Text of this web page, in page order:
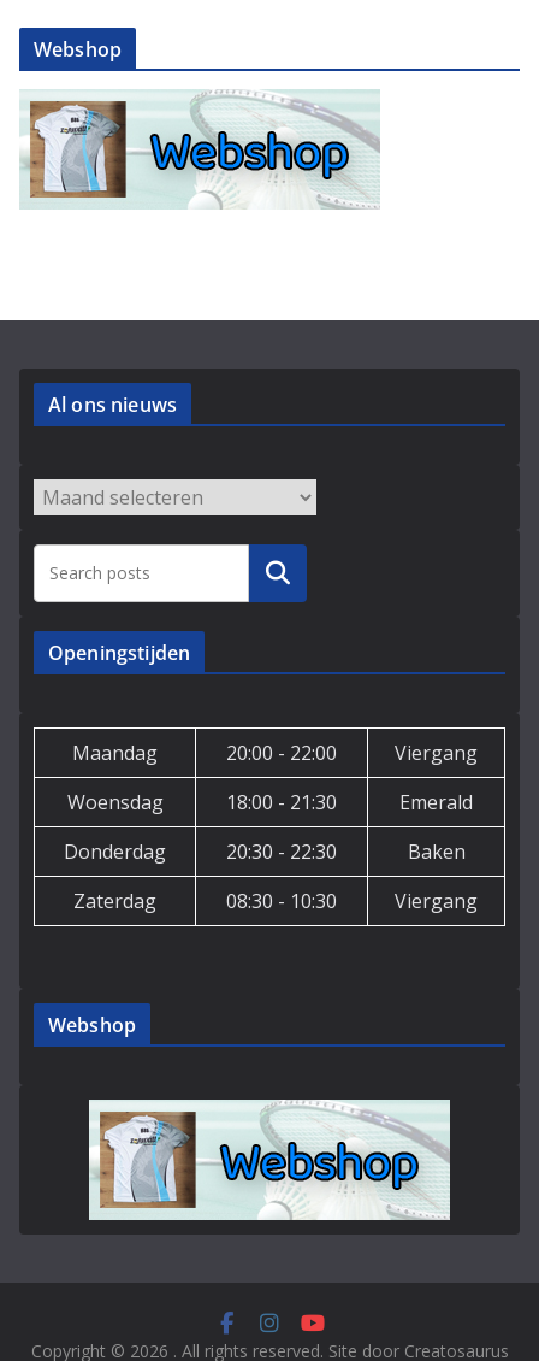
Webshop
Al ons nieuws
Archieven
Zoeken
Openingstijden
Maandag 20:00 - 22:00
Viergang
Woensdag
18:00 - 21:30
Emerald
Donderdag
20:30 - 22:30
Baken
Zaterdag
08:30 - 10:30 Viergang
Webshop
Copyright © 2026 . All rights reserved. Site door Creatosaurus